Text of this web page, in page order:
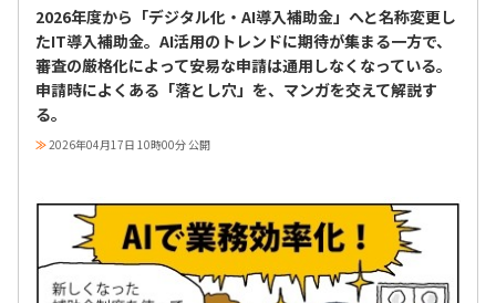
2026年度から「デジタル化・AI導入補助金」へと名称変更し
たIT導入補助金。AI活用のトレンドに期待が集まる一方で、
審査の厳格化によって安易な申請は通用しなくなっている。
申請時によくある「落とし穴」を、マンガを交えて解説す
る。
≫2026年04月17日 10時00分 公開